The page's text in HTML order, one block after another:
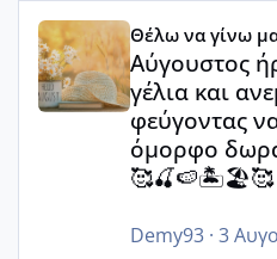
Αύγουστος ήρθε ξανά
Θέλω να γίνω
Αύγουστος
γέλια και
φεύγοντας
όμορφο
🥰🍒🍉🏝️🏖️🥰
Demy93· 3